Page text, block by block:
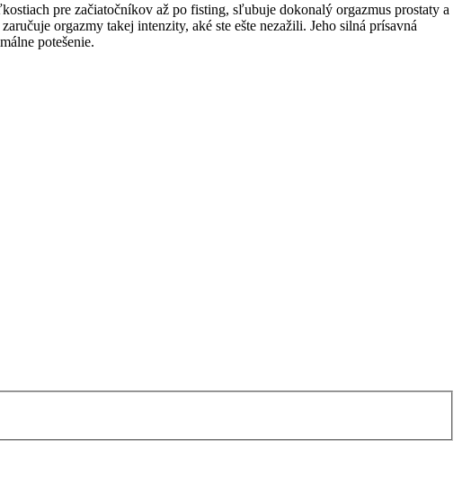
pre začiatočníkov až po fisting, sľubuje dokonalý orgazmus prostaty a
orgazmy takej intenzity, aké ste ešte nezažili. Jeho silná prísavná
potešenie.